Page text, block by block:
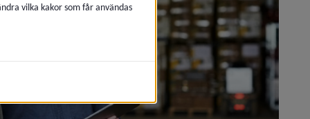
vilka kakor som får användas